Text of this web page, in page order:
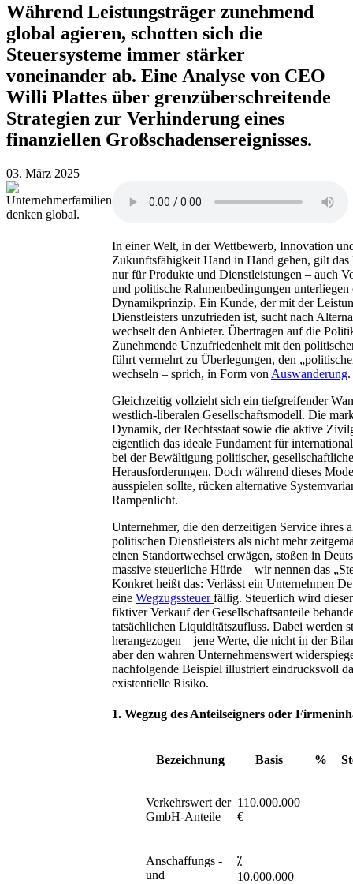
Während Leistungsträger zunehmend
global agieren, schotten sich die
Steuersysteme immer stärker
voneinander ab. Eine Analyse von CEO
Willi Plattes über grenzüberschreitende
Strategien zur Verhinderung eines
finanziellen Großschadensereignisses.
03. März 2025
In einer Welt, in der Wettbewerb, Innovation
Zukunftsfähigkeit Hand in Hand gehen, gilt
nur für Produkte und Dienstleistungen – auch
und politische Rahmenbedingungen unterliegen
Dynamikprinzip. Ein Kunde, der mit der
Dienstleisters unzufrieden ist, sucht nach
wechselt den Anbieter. Übertragen auf die
Zunehmende Unzufriedenheit mit den
führt vermehrt zu Überlegungen, den
wechseln – sprich, in Form von Auswanderung.
Gleichzeitig vollzieht sich ein tiefgreifender
westlich-liberalen Gesellschaftsmodell. Die
Dynamik, der Rechtsstaat sowie die aktive
eigentlich das ideale Fundament für
bei der Bewältigung politischer,
Herausforderungen. Doch während dieses
ausspielen sollte, rücken alternative
Rampenlicht.
Unternehmer, die den derzeitigen Service ihres
politischen Dienstleisters als nicht mehr
einen Standortwechsel erwägen, stoßen in
massive steuerliche Hürde – wir nennen das
Konkret heißt das: Verlässt ein Unternehmen
eine Wegzugssteuerfällig. Steuerlich wird
fiktiver Verkauf der Gesellschaftsanteile
tatsächlichen Liquiditätszufluss. Dabei werden
herangezogen – jene Werte, die nicht in der
aber den wahren Unternehmenswert
nachfolgende Beispiel illustriert eindrucksvoll
existentielle Risiko.
1. Wegzug des Anteilseigners oder
Bezeichnung Basis %
Verkehrswert der
GmbH-Anteile
110.000.000
€
Anschaffungs -
und
⁒
10.000.000